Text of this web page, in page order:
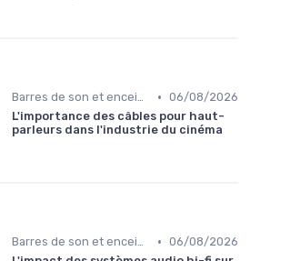
Barres de son et enceintes • 06/08/2026
L'importance des câbles pour haut-
parleurs dans l'industrie du cinéma
Barres de son et enceintes • 06/08/2026